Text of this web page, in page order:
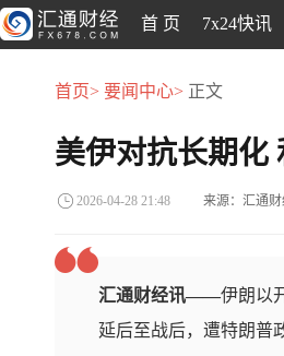
首 页 7x24快讯
首页> 要闻中心> 正文
美伊对抗长期化
2026-04-28 21:48 来源：汇通财
汇通财经讯——伊朗以
延后至战后，遭特朗普